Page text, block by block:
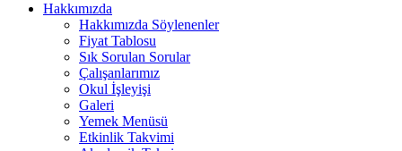
Hakkımızda
Hakkımızda Söylenenler
Fiyat Tablosu
Sık Sorulan Sorular
Çalışanlarımız
Okul İşleyişi
Galeri
Yemek Menüsü
Etkinlik Takvimi